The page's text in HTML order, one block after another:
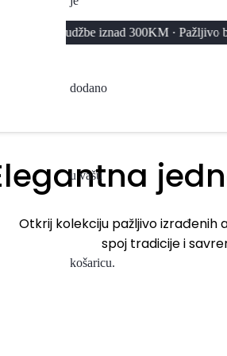
iznad 300KM · Pažljivo birani
dodano
u vašu
košaricu.
Otkrij kolekciju pažljivo izrađenih
spoj tradicije i